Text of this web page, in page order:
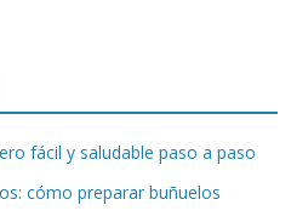
fácil y saludable paso a paso
cómo preparar buñuelos